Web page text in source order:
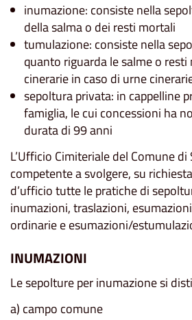
inumazione: consiste nella
della salma o dei resti mortali
tumulazione: consiste nella
quanto riguarda le salme o
cinerarie in caso di urne
sepoltura privata: in cappelline
famiglia, le cui concessioni ha
durata di 99 anni
L’Ufficio Cimiteriale del Comune
competente a svolgere, su
d’ufficio tutte le pratiche di
inumazioni, traslazioni,
ordinarie e esumazioni/
INUMAZIONI
Le sepolture per inumazione si
a) campo comune